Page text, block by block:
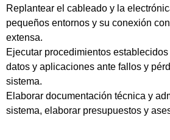
Replantear el cableado y la
pequeños entornos y su conexión
extensa.
Ejecutar procedimientos
datos y aplicaciones ante fallos y
sistema.
Elaborar documentación técnica y
sistema, elaborar presupuestos y